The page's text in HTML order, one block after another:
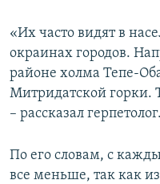
«Их часто видят в
окраинах городов.
районе холма Тепе-
Митридатской горки.
– рассказал герпетолог.
По его словам, с
все меньше, так как